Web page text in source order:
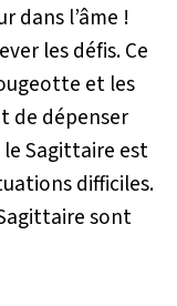
dans l’âme !
les défis. Ce
et les
de dépenser
Sagittaire est
difficiles.
sont